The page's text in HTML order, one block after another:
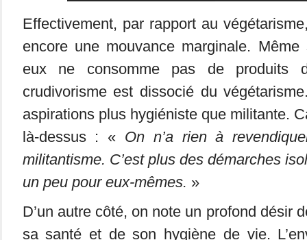
Effectivement, par rapport au
encore une mouvance marginale. Même
eux ne consomme pas de produits
crudivorisme est dissocié du
aspirations plus hygiéniste que militante.
là-dessus : « On n’a rien à
militantisme. C’est plus des démarches
un peu pour eux-mêmes. »
D’un autre côté, on note un profond désir
sa santé et de son hygiène de vie.